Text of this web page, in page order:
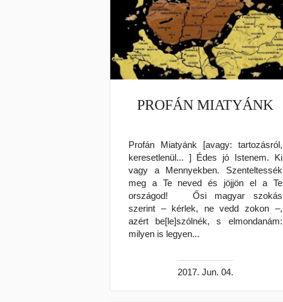
PROFÁN MIATYÁNK
Profán Miatyánk [avagy: tartozásról,
keresetlenül... ] Édes jó Istenem. Ki
vagy a Mennyekben. Szenteltessék
meg a Te neved és jöjjön el a Te
országod! Ősi magyar szokás
szerint – kérlek, ne vedd zokon –,
azért be[le]szólnék, s elmondanám:
milyen is legyen...
2017. Jun. 04.